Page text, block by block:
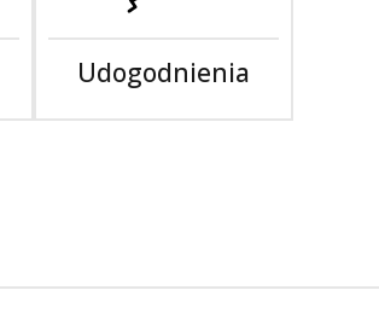
Udogodnienia